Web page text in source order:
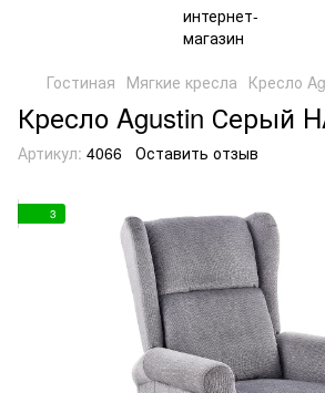
Гостиная Мягкие кресла Кресло
Кресло Agustin Серый
Артикул: 4066 Оставить отзыв
3